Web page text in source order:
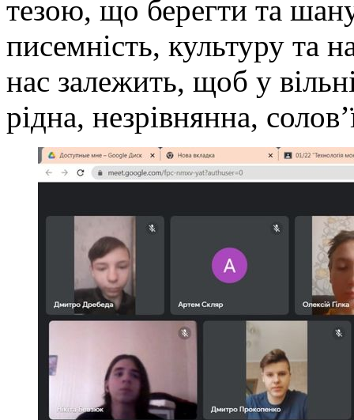
тезою, що берегти та
писемність, культуру та
нас залежить, щоб у
рідна, незрівнянна,